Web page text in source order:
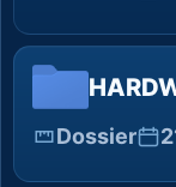
Dossier